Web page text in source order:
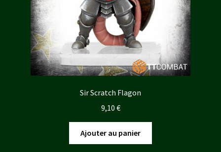
Sir Scratch Flagon
9,10 €
Ajouter au panier